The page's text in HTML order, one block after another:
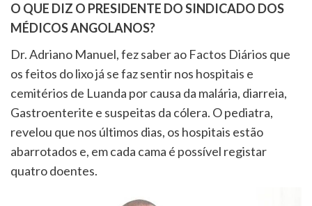
O QUE DIZ O PRESIDENTE DO SINDICADO DOS
MÉDICOS ANGOLANOS?
Dr. Adriano Manuel, fez saber ao Factos Diários que
os feitos do lixo já se faz sentir nos hospitais e
cemitérios de Luanda por causa da malária, diarreia,
Gastroenterite e suspeitas da cólera. O pediatra,
revelou que nos últimos dias, os hospitais estão
abarrotados e, em cada cama é possível registar
quatro doentes.